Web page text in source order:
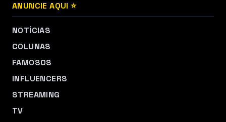
ANUNCIE AQUI ⭐
NOTÍCIAS
COLUNAS
FAMOSOS
INFLUENCERS
STREAMING
TV